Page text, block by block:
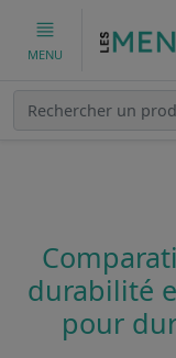
MENU
durabilité
pour